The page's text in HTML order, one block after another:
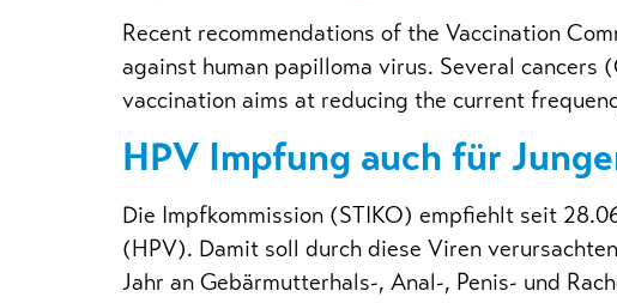
Recent recommendations of the Vaccination
against human papilloma virus. Several cancers
vaccination aims at reducing the current
HPV Impfung auch für
Die Impfkommission (STIKO) empfiehlt seit
(HPV). Damit soll durch diese Viren
Jahr an Gebärmutterhals-, Anal-, Penis- und